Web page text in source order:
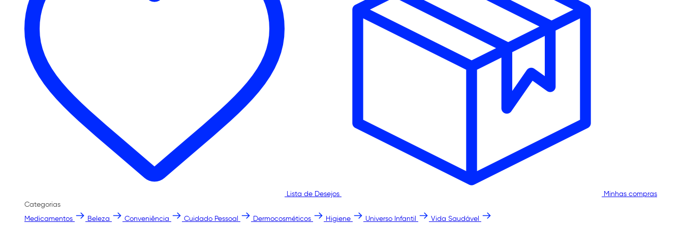
Lista de Desejos
Minhas compras
Categorias
Medicamentos
Beleza Conveniência Cuidado Pessoal Dermocosméticos Higiene Universo Infantil Vida Saudável